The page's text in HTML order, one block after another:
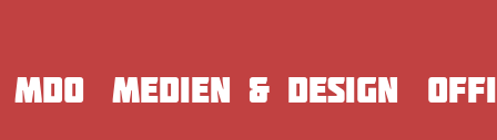
mdo medien & design